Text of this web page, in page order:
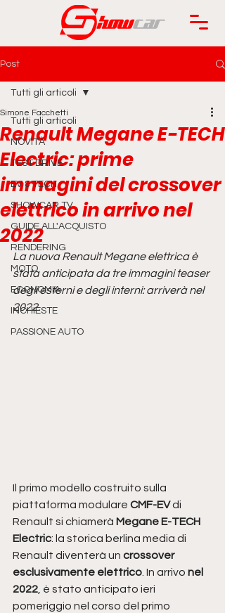
Post
Tutti gli articoli
NOVITÀ
TEST DRIVE
EV & TECH
SHOWCAR TV
GUIDE ALL'ACQUISTO
RENDERING
MOTO
ECONOMIA
INCHIESTE
PASSIONE AUTO
Tutti gli articoli
Renault Megane E-TECH
Electric: prime
immagini del crossover
elettrico in arrivo nel
2022
Simone Facchetti
La nuova Renault Megane elettrica è
stata anticipata da tre immagini teaser
degli esterni e degli interni: arriverà nel
2022.
Il primo modello costruito sulla
piattaforma modulare CMF-EV di
Renault si chiamerà Megane E-TECH
Electric: la storica berlina media di
Renault diventerà un crossover
esclusivamente elettrico . In arrivo nel
2022 , è stato anticipato ieri
pomeriggio nel corso del primo